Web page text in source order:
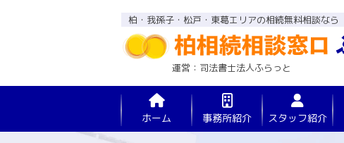
柏・我孫子・松戸・東葛エリアの相続無料相談なら
運営：司法書士法人ふらっと
ホーム 事務所紹介 スタッフ紹介